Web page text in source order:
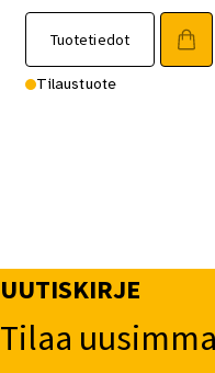
Tuotetiedot
Tilaustuote
UUTISKIRJE
Tilaa